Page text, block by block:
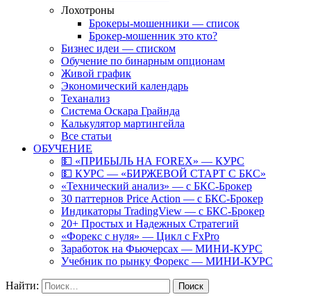
Лохотроны
Брокеры-мошенники — список
Брокер-мошенник это кто?
Бизнес идеи — списком
Обучение по бинарным опционам
Живой график
Экономический календарь
Теханализ
Система Оскара Грайнда
Калькулятор мартингейла
Все статьи
ОБУЧЕНИЕ
💵 «ПРИБЫЛЬ НА FOREX» — КУРС
💵 КУРС — «БИРЖЕВОЙ СТАРТ С БКС»
«Технический анализ» — с БКС-Брокер
30 паттернов Price Action — с БКС-Брокер
Индикаторы TradingView — с БКС-Брокер
20+ Простых и Надежных Стратегий
«Форекс с нуля» — Цикл с FxPro
Заработок на Фьючерсах — МИНИ-КУРС
Учебник по рынку Форекс — МИНИ-КУРС
Найти: